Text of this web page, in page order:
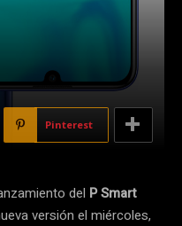
Pinterest
del P Smart
versión el miércoles,